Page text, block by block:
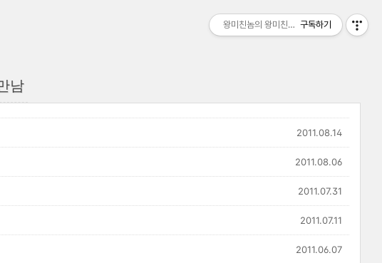
남
2011.08.14
2011.08.06
2011.07.31
2011.07.11
2011.06.07
왕미친놈의 왕미친세상구독하기